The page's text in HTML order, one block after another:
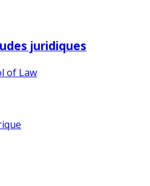
juridiques
of Law